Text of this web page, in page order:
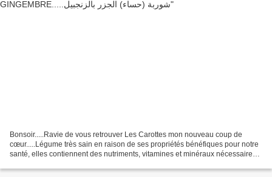
Bonsoir.....Ravie de vous retrouver Les Carottes mon nouveau coup de
cœur.....Légume très sain en raison de ses propriétés bénéfiques pour notre
santé, elles contiennent des nutriments, vitamines et minéraux nécessaires